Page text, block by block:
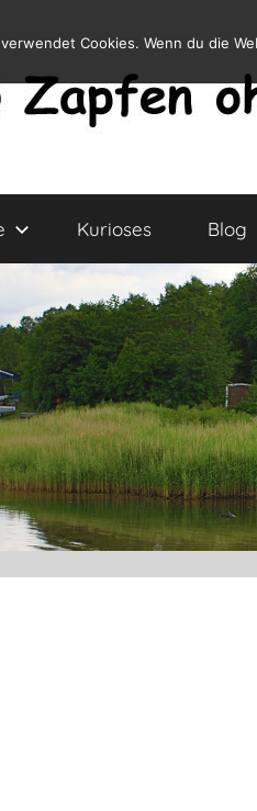
Kurioses Blog
Cookies. Wenn du die